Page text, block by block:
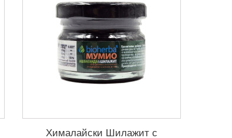
Хималайски Шилажит с